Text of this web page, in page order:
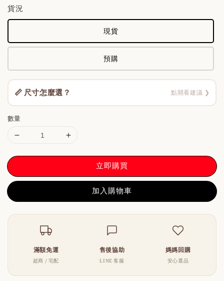
貨況
現貨
預購
📏 尺寸怎麼選？ 點開看建議 ❯
數量
立即購買
加入購物車
滿額免運
超商 / 宅配
售後協助
LINE 客服
媽媽回購
安心選品